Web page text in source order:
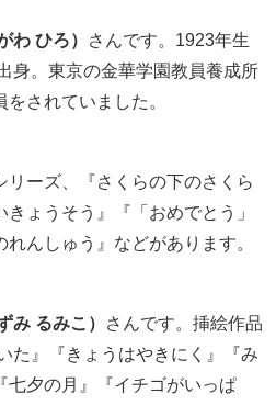
わ ひろ）
さんです。1923年生
身。東京の金華学園教員養成所
されていました。
ーズ、『さくらの下のさくら
ょうそう』『「おめでとう」
んしゅう』などがあります。
み るみこ）
さんです。挿絵作品
た』『きょうはやきにく』『み
七夕の月』『イチゴがいっぱ